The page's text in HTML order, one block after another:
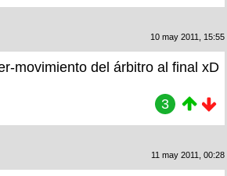
10 may 2011, 15:55
movimiento del árbitro al final xD
3
11 may 2011, 00:28